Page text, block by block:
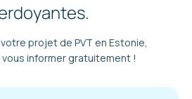
projet de PVT en Estonie,
informer gratuitement !